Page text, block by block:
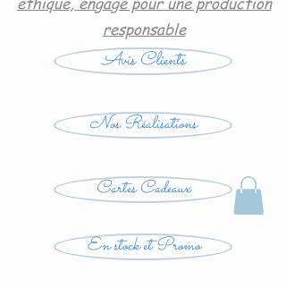
responsable
Avis Clients
Nos Réalisations
Cartes Cadeaux
En stock et Promo